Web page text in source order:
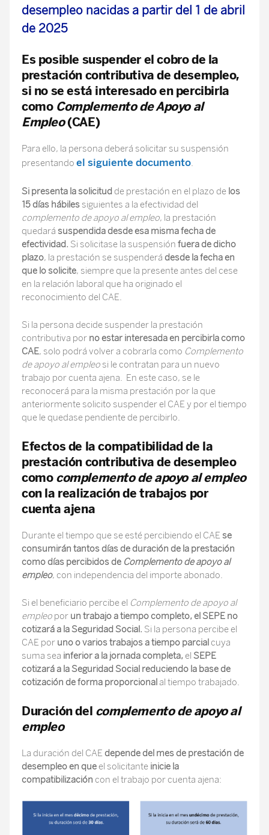
desempleo nacidas a partir del 1 de abril
de 2025
Es posible suspender el cobro de la
prestación contributiva de desempleo,
si no se está interesado en percibirla
como Complemento de Apoyo al
Empleo(CAE)
Para ello, la persona deberá solicitar su suspensión
presentando el siguiente documento.
Si presenta la solicitud de prestación en el plazo de los
15 días hábiles siguientes a la efectividad del
complemento de apoyo al empleo, la prestación
quedará suspendida desde esa misma fecha de
efectividad. Si solicitase la suspensión fuera de dicho
plazo, la prestación se suspenderá desde la fecha en
que lo solicite, siempre que la presente antes del cese
en la relación laboral que ha originado el
reconocimiento del CAE.
Si la persona decide suspender la prestación
contributiva por no estar interesada en percibirla como
CAE, solo podrá volver a cobrarla como Complemento
de apoyo al empleo si le contratan para un nuevo
trabajo por cuenta ajena. En este caso, se le
reconocerá para la misma prestación por la que
anteriormente solicito suspender el CAE y por el tiempo
que le quedase pendiente de percibirlo.
Efectos de la compatibilidad de la
prestación contributiva de desempleo
como complemento de apoyo al empleo
con la realización de trabajos por
cuenta ajena
Durante el tiempo que se esté percibiendo el CAE se
consumirán tantos días de duración de la prestación
como días percibidos de Complemento de apoyo al
empleo, con independencia del importe abonado.
Si el beneficiario percibe el Complemento de apoyo al
empleo por un trabajo a tiempo completo, el SEPE no
cotizará a la Seguridad Social. Si la persona percibe el
CAE por uno o varios trabajos a tiempo parcial cuya
suma sea inferior a la jornada completa, el SEPE
cotizará a la Seguridad Social reduciendo la base de
cotización de forma proporcional al tiempo trabajado.
Duración del complemento de apoyo al
empleo
La duración del CAEdepende del mes de prestación de
desempleo en que el solicitante inicie la
compatibilización con el trabajo por cuenta ajena: